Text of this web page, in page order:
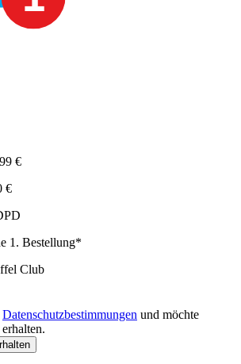
€
€
1. Bestellung*
Club
Datenschutzbestimmungen und möchte